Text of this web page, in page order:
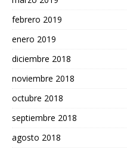
febrero 2019
enero 2019
diciembre 2018
noviembre 2018
octubre 2018
septiembre 2018
agosto 2018